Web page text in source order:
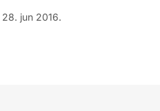
28. jun 2016.